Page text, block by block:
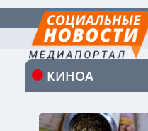
КИНОА